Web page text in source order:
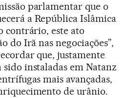
parlamentar que o
a República Islâmica
contrário, este ato
do Irã nas negociações”,
que, justamente
sido instaladas em Natanz
mais avançadas,
de urânio.